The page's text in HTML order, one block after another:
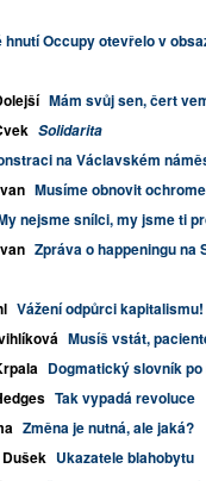
hnutí Occupy otevřelo v
Mám svůj sen, čert
Solidarita
na Václavském
Musíme obnovit
nejsme snílci, my jsme ti
Zpráva o happeningu na
Vážení odpůrci kapitalismu!
Musíš vstát,
Dogmatický slovník
Tak vypadá revoluce
Změna je nutná, ale jaká?
Ukazatele blahobytu